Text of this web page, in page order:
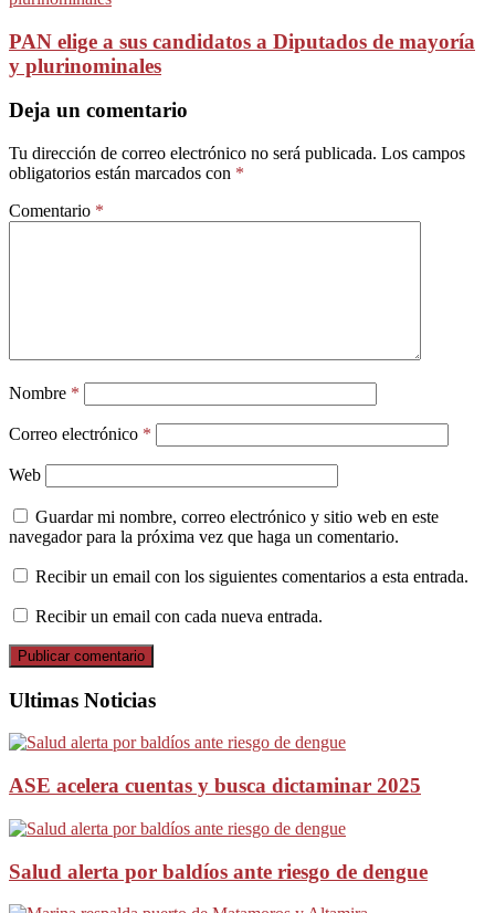
PAN elige a sus candidatos a Diputados de mayoría
y plurinominales
Deja un comentario
Tu dirección de correo electrónico no será publicada. Los campos
obligatorios están marcados con *
Comentario *
Nombre *
Correo electrónico *
Web
Guardar mi nombre, correo electrónico y sitio web en este
navegador para la próxima vez que haga un comentario.
Recibir un email con los siguientes comentarios a esta entrada.
Recibir un email con cada nueva entrada.
Ultimas Noticias
ASE acelera cuentas y busca dictaminar 2025
Salud alerta por baldíos ante riesgo de dengue